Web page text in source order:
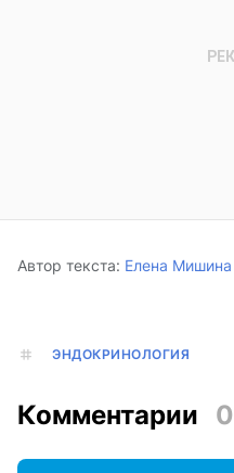
Автор текста: Елена Мишина
ЭНДОКРИНОЛОГИЯ
Комментарии 0